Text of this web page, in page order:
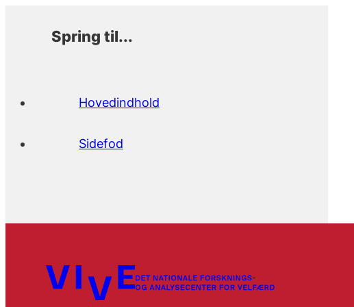
Spring til...
Hovedindhold
Sidefod